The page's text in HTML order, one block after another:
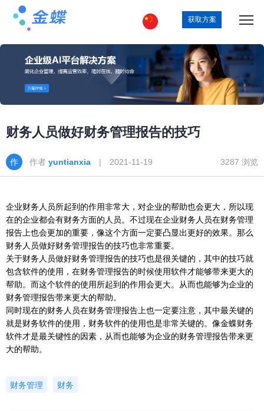
获取方案
财务人员做好财务管理报告的技巧
作者 yuntianxia | 2021-11-19 3287 浏览
企业财务人员所起到的作用非常大，对企业的帮助也会更大，所以现
在的企业都会有财务方面的人员。不过现在企业财务人员在财务管理
报告上也会更加的重要，像这个方面一定要凸显出更好的效果。那么
财务人员做好财务管理报告的技巧也非常重要。
关于财务人员做好财务管理报告的技巧也是很关键的，其中的技巧就
包含软件的使用，在财务管理报告的时候使用软件才能够带来更大的
帮助。而这个软件的使用所起到的作用会更大。从而也能够为企业的
财务管理报告带来更大的帮助。
同时现在的财务人员在财务管理报告上也一定要注意，其中最关键的
就是财务软件的使用，财务软件的使用也是非常关键的。像金蝶财务
软件才是最关键性的因素，从而也能够为企业的财务管理报告带来更
大的帮助。
财务管理 财务